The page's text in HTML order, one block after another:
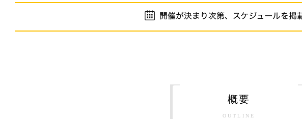
概要
OUTLINE